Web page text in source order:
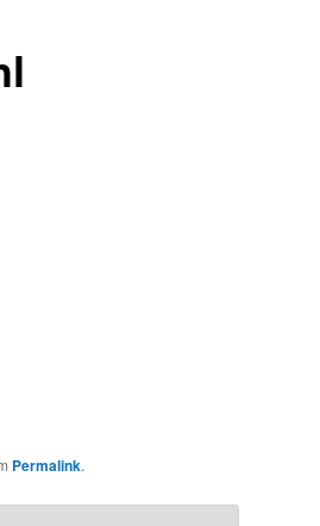
Permalink.